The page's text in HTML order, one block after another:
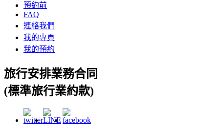
預約前
FAQ
連絡我們
我的專頁
我的預約
旅行安排業務合同
(標準旅行業約款)